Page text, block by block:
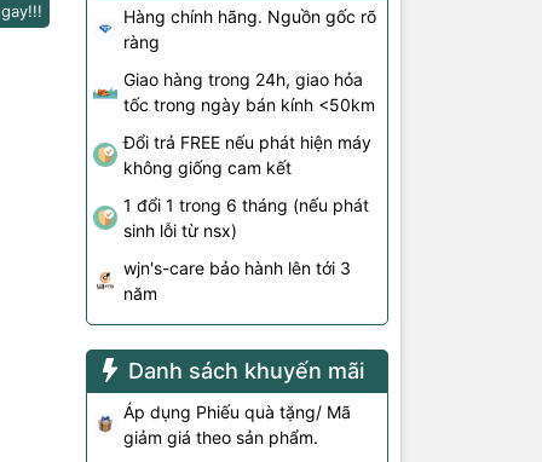
Hàng chính hãng. Nguồn gốc rõ
ràng
Giao hàng trong 24h, giao hỏa
tốc trong ngày bán kính <50km
Đổi trả FREE nếu phát hiện máy
không giống cam kết
1 đổi 1 trong 6 tháng (nếu phát
sinh lỗi từ nsx)
wjn's-care bảo hành lên tới 3
năm
Danh sách khuyến mãi
Áp dụng Phiếu quà tặng/ Mã
giảm giá theo sản phẩm.